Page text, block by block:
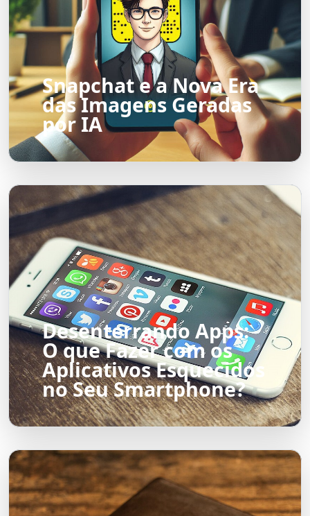
Snapchat e a Nova Era
das Imagens Geradas
por IA
Desenterrando Apps:
O que Fazer com os
Aplicativos Esquecidos
no Seu Smartphone?